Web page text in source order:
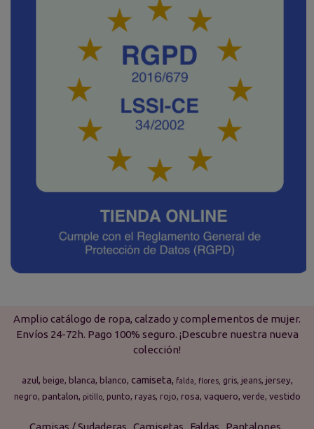
Amplio catálogo de ropa, calzado y complementos de mujer.
Envíos 24-72h. Pago 100% seguro. ¡Descubre nuestra nueva
colección!
azul beige blanca blanco camiseta falda flores gris jeans jersey
negro pantalon pitillo punto rayas rojo rosa vaquero verde vestido